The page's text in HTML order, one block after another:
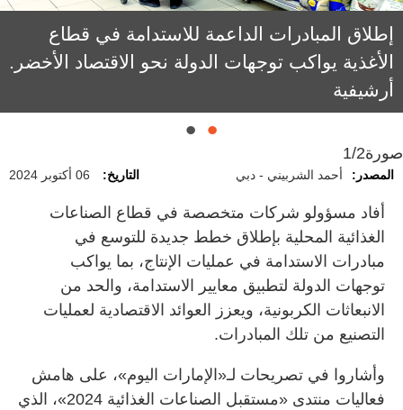
إطلاق المبادرات الداعمة للاستدامة في قطاع
الأغذية يواكب توجهات الدولة نحو الاقتصاد الأخضر.
أرشيفية
صالح لوتاه: الذكاء الاصطناعي والميتافيرس داعم
رئيس للتوسع في تنفيذ خطط الاستدامة بقطاع
الأغذية الإماراتي.
صورة1/2
المصدر: أحمد الشربيني - دبي التاريخ: 06 أكتوبر 2024
أفاد مسؤولو شركات متخصصة في قطاع الصناعات
الغذائية المحلية بإطلاق خطط جديدة للتوسع في
مبادرات الاستدامة في عمليات الإنتاج، بما يواكب
توجهات الدولة لتطبيق معايير الاستدامة، والحد من
الانبعاثات الكربونية، ويعزز العوائد الاقتصادية لعمليات
التصنيع من تلك المبادرات.
وأشاروا في تصريحات لـ«الإمارات اليوم»، على هامش
فعاليات منتدى «مستقبل الصناعات الغذائية 2024»، الذي